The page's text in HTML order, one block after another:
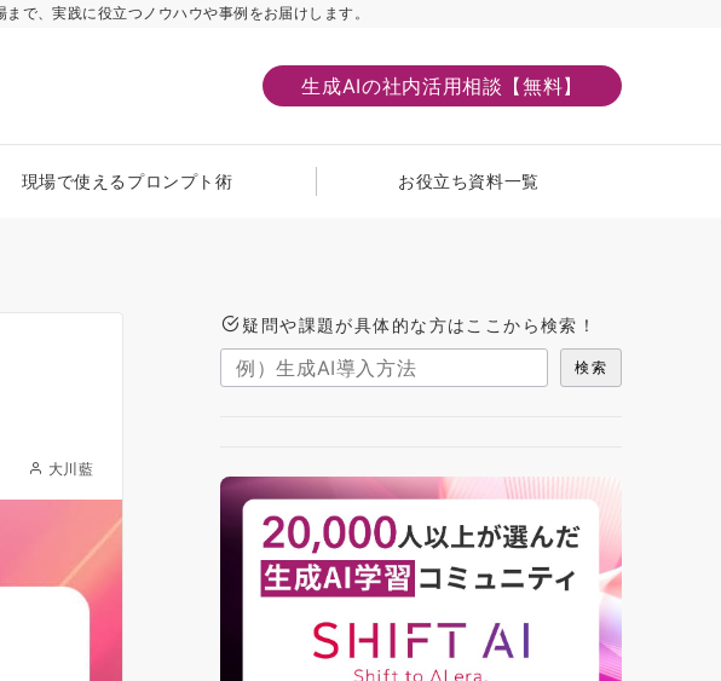
で、実践に役立つノウハウや事例をお届けします。
生成AIの社内活用相談【無料】
現場で使えるプロンプト術 お役立ち資料一覧
大川藍
疑問や課題が具体的な方はここから検索！
検索